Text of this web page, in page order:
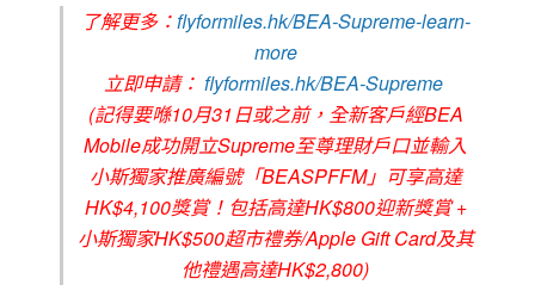
了解更多：flyformiles.hk/BEA-Supreme-learn-
more
立即申請： flyformiles.hk/BEA-Supreme
(記得要喺10月31日或之前，全新客戶經BEA
Mobile成功開立Supreme至尊理財戶口並輸入
小斯獨家推廣編號「BEASPFFM」可享高達
HK$4,100獎賞！包括高達HK$800迎新獎賞 +
小斯獨家HK$500超市禮券/Apple Gift Card及其
他禮遇高達HK$2,800)